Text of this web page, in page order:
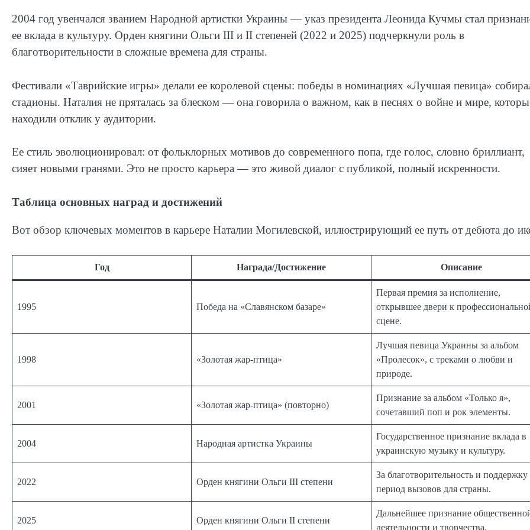
2004 год увенчался званием Народной артистки Украины — указ президента Леонида Кучмы стал
ее вклада в культуру. Орден княгини Ольги III и II степеней (2022 и 2025) подчеркнули роль в
благотворительности в сложные времена для страны.
Фестивали «Таврийские игры» делали ее королевой сцены: победы в номинациях «Лучшая певица»
стадионы. Наталия не пряталась за блеском — она говорила о важном, как в песнях о войне и мире,
находили отклик у аудитории.
Ее стиль эволюционировал: от фольклорных мотивов до современного попа, где голос, словно бриллиант,
сияет новыми гранями. Это не просто карьера — это живой диалог с публикой, полный искренности.
Таблица основных наград и достижений
Вот обзор ключевых моментов в карьере Наталии Могилевской, иллюстрирующий ее путь от дебюта до
Год Награда/Достижение Описание
1995 Победа на «Славянском базаре»
Первая премия за исполнение,
открывшее двери к
сцене.
1998 «Золотая жар-птица»
Лучшая певица Украины за альбом
«Пролесок», с треками о любви и
природе.
2001 «Золотая жар-птица» (повторно)
Признание за альбом «Только я»,
сочетавший поп и рок элементы.
2004 Народная артистка Украины
Государственное признание вклада в
украинскую музыку и культуру.
2022 Орден княгини Ольги III степени
За благотворительность и поддержку
период вызовов для страны.
2025 Орден княгини Ольги II степени
Дальнейшее признание
деятельности и творчества.